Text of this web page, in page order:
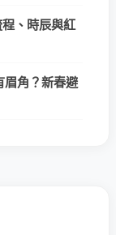
、時辰與紅
眉角？新春避